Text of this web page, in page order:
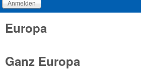
Europa
Ganz Europa